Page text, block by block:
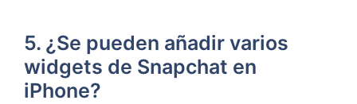
5. ¿Se pueden añadir varios
widgets de Snapchat en
iPhone?